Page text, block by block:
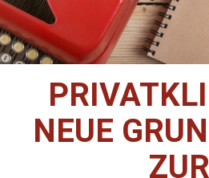
NEUE
ZUR